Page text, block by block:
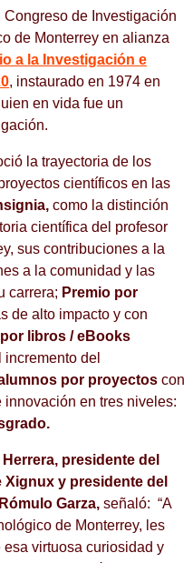
de Investigación
de Monterrey en alianza
a la Investigación e
, instaurado en 1974 en
en vida fue un
la trayectoria de los
científicos en las
como la distinción
científica del profesor
sus contribuciones a la
a la comunidad y las
carrera; Premio por
de alto impacto y con
libros / eBooks
del
por proyectos con
en tres niveles:
presidente del
Xignux y presidente del
Garza, señaló: “A
de Monterrey, les
virtuosa curiosidad y